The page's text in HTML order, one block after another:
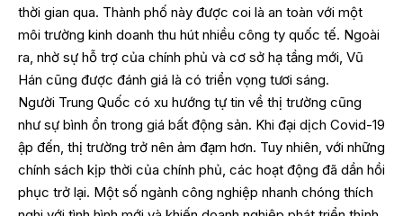
thời gian qua. Thành phố này được coi là an toàn với một
môi trường kinh doanh thu hút nhiều công ty quốc tế. Ngoài
ra, nhờ sự hỗ trợ của chính phủ và cơ sở hạ tầng mới, Vũ
Hán cũng được đánh giá là có triển vọng tươi sáng.
Người Trung Quốc có xu hướng tự tin về thị trường cũng
như sự bình ổn trong giá bất động sản. Khi đại dịch Covid-19
ập đến, thị trường trở nên ảm đạm hơn. Tuy nhiên, với những
chính sách kịp thời của chính phủ, các hoạt động đã dần hồi
phục trở lại. Một số ngành công nghiệp nhanh chóng thích